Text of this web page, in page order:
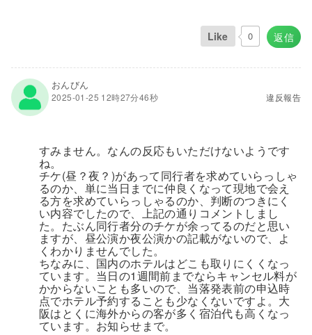
返信
Like 0
おんびん
2025-01-25 12時27分46秒 違反報告
すみません。なんの反応もいただけないようです
ね。
チケ(昼？夜？)があって同行者を求めていらっしゃ
るのか、単に当日までに仲良くなって現地で会え
る方を求めていらっしゃるのか、判断のつきにく
い内容でしたので、上記の通りコメントしまし
た。たぶん同行者分のチケが余ってるのだと思い
ますが、昼公演か夜公演かの記載がないので、よ
くわかりませんでした。
ちなみに、国内のホテルはどこも取りにくくなっ
ています。当日の1週間前までならキャンセル料が
かからないことも多いので、当落発表前の申込時
点でホテル予約することも少なくないですよ。大
阪はとくに海外からの客が多く宿泊代も高くなっ
ています。お知らせまで。